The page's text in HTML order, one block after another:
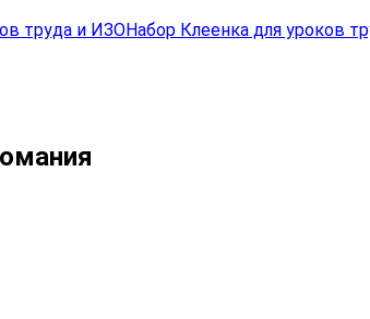
труда и ИЗОНабор Клеенка для уроков